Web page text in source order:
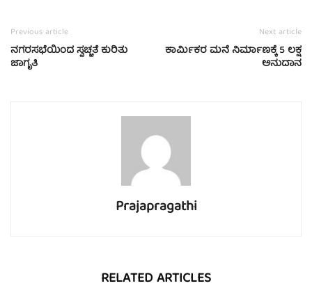
Previous article
ನಗರಸಭೆಯಿಂದ ಸ್ವಚ್ಚತೆ ಕುರಿತು
ಜಾಗೃತಿ
Next article
ಕಾರ್ಮಿಕರ ಮನೆ ನಿರ್ಮಾಣಕ್ಕೆ 5 ಲಕ್ಷ
ಅನುದಾನ
Prajapragathi
RELATED ARTICLES